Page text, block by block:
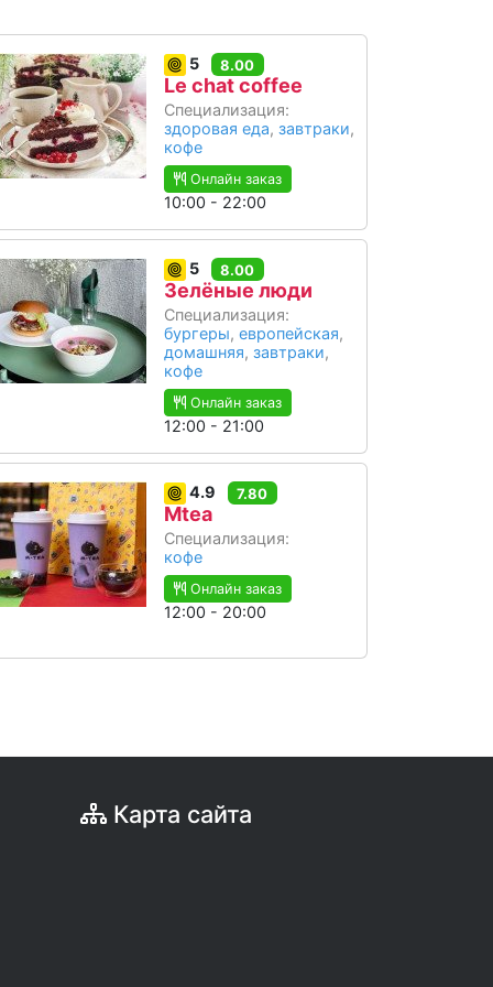
5 8.00
Le chat coffee
Специализация:
здоровая еда, завтраки,
кофе
Онлайн заказ
10:00 - 22:00
5 8.00
Зелёные люди
Специализация:
бургеры, европейская,
домашняя, завтраки,
кофе
Онлайн заказ
12:00 - 21:00
4.9 7.80
Mtea
Специализация:
кофе
Онлайн заказ
12:00 - 20:00
Карта сайта